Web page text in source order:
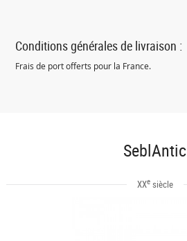
Conditions générales de livraison :
Frais de port offerts pour la France.
SeblAntic
XXesiècle